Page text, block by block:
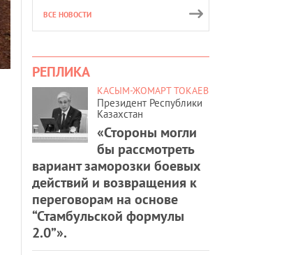
ВСЕ НОВОСТИ
РЕПЛИКА
КАСЫМ-ЖОМАРТ ТОКАЕВ
Президент Республики
Казахстан
«Стороны могли
бы рассмотреть
вариант заморозки боевых
действий и возвращения к
переговорам на основе
“Стамбульской формулы
2.0”».